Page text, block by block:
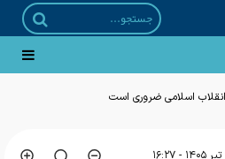
اسلامی ضروری است